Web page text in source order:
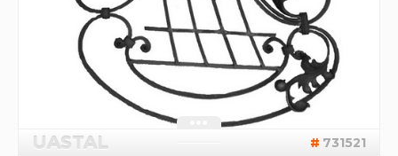
UASTAL 731521